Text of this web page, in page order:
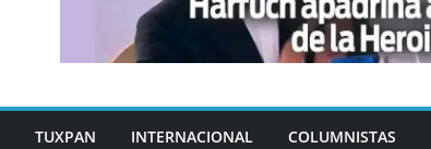
TUXPAN INTERNACIONAL COLUMNISTAS